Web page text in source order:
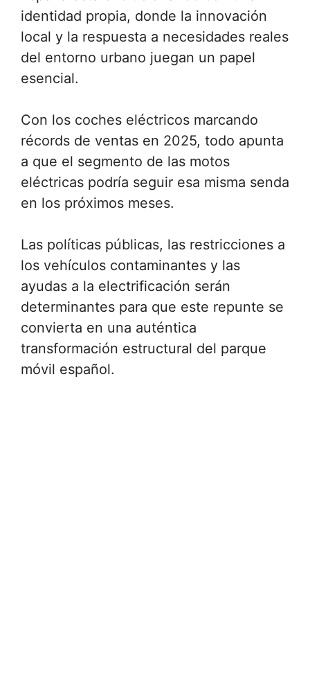
identidad propia, donde la innovación
local y la respuesta a necesidades reales
del entorno urbano juegan un papel
esencial.
Con los coches eléctricos marcando
récords de ventas en 2025, todo apunta
a que el segmento de las motos
eléctricas podría seguir esa misma senda
en los próximos meses.
Las políticas públicas, las restricciones a
los vehículos contaminantes y las
ayudas a la electrificación serán
determinantes para que este repunte se
convierta en una auténtica
transformación estructural del parque
móvil español.